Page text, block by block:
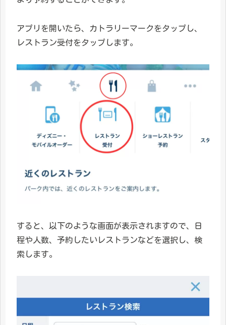
アプリを開いたら、カトラリーマークをタップし、
レストラン受付をタップします。
すると、以下のような画面が表示されますので、日
程や人数、予約したいレストランなどを選択し、検
索します。